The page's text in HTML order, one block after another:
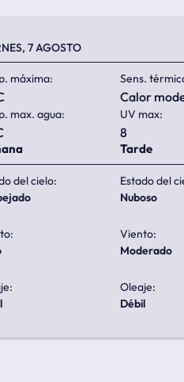
7 AGOSTO
máxima: Sens.
calor
max. agua: UV max:
8
del cielo:
Tarde
Estado del
nuboso
Viento:
moderado
Oleaje:
débil